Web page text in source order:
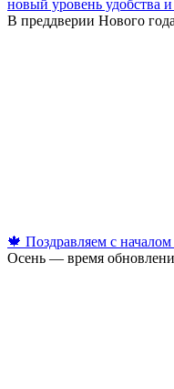
новый уровень удобства
В преддверии Нового
🍁 Поздравляем с
Осень — время